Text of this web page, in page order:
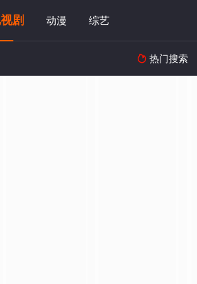
剧 动漫 综艺
 热门搜索